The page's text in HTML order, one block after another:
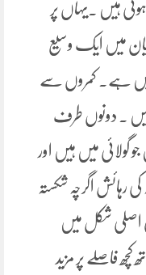
ہیں ۔یہاں پر
میں ایک وسیع
ہے۔ کمروں سے
ہیں ۔ دونوں طرف
گولائی میں ہیں اور
رہائش اگرچہ شکستہ
اصلی شکل میں
فاصلے پر مزید